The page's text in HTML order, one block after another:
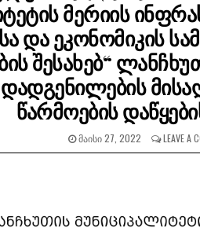
მერიის
და ეკონომიკის
შესახებ“
წარმოების
ᲛᲐᲘᲡᲘ 27, 2022 LEAVE A